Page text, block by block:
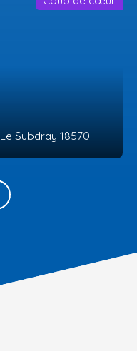
Le Subdray 18570